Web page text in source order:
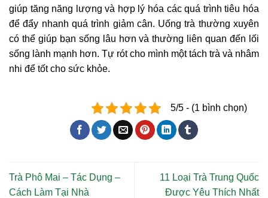
giúp tăng năng lượng và hợp lý hóa các quá trình tiêu hóa
để đẩy nhanh quá trình giảm cân. Uống trà thường xuyên
có thể giúp bạn sống lâu hơn và thường liên quan đến lối
sống lành mạnh hơn. Tự rót cho mình một tách trà và nhâm
nhi để tốt cho sức khỏe.
5/5 - (1 bình chọn)
Trà Phô Mai – Tác Dụng –
Cách Làm Tại Nhà
11 Loại Trà Trung Quốc
Được Yêu Thích Nhất